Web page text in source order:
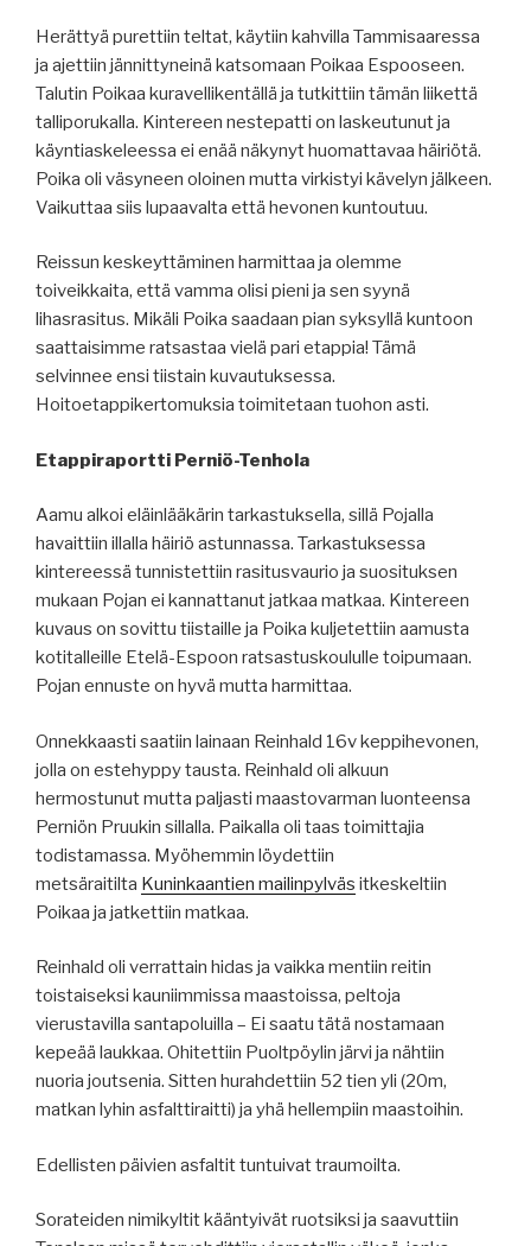
Herättyä purettiin teltat, käytiin kahvilla Tammisaaressa
ja ajettiin jännittyneinä katsomaan Poikaa Espooseen.
Talutin Poikaa kuravellikentällä ja tutkittiin tämän liikettä
talliporukalla. Kintereen nestepatti on laskeutunut ja
käyntiaskeleessa ei enää näkynyt huomattavaa häiriötä.
Poika oli väsyneen oloinen mutta virkistyi kävelyn jälkeen.
Vaikuttaa siis lupaavalta että hevonen kuntoutuu.
Reissun keskeyttäminen harmittaa ja olemme
toiveikkaita, että vamma olisi pieni ja sen syynä
lihasrasitus. Mikäli Poika saadaan pian syksyllä kuntoon
saattaisimme ratsastaa vielä pari etappia! Tämä
selvinnee ensi tiistain kuvautuksessa.
Hoitoetappikertomuksia toimitetaan tuohon asti.
Etappiraportti Perniö-Tenhola
Aamu alkoi eläinlääkärin tarkastuksella, sillä Pojalla
havaittiin illalla häiriö astunnassa. Tarkastuksessa
kintereessä tunnistettiin rasitusvaurio ja suosituksen
mukaan Pojan ei kannattanut jatkaa matkaa. Kintereen
kuvaus on sovittu tiistaille ja Poika kuljetettiin aamusta
kotitalleille Etelä-Espoon ratsastuskoululle toipumaan.
Pojan ennuste on hyvä mutta harmittaa.
Onnekkaasti saatiin lainaan Reinhald 16v keppihevonen,
jolla on estehyppy tausta. Reinhald oli alkuun
hermostunut mutta paljasti maastovarman luonteensa
Perniön Pruukin sillalla. Paikalla oli taas toimittajia
todistamassa. Myöhemmin löydettiin
metsäraitilta Kuninkaantien mailinpylväs itkeskeltiin
Poikaa ja jatkettiin matkaa.
Reinhald oli verrattain hidas ja vaikka mentiin reitin
toistaiseksi kauniimmissa maastoissa, peltoja
vierustavilla santapoluilla – Ei saatu tätä nostamaan
kepeää laukkaa. Ohitettiin Puoltpöylin järvi ja nähtiin
nuoria joutsenia. Sitten hurahdettiin 52 tien yli (20m,
matkan lyhin asfalttiraitti) ja yhä hellempiin maastoihin.
Edellisten päivien asfaltit tuntuivat traumoilta.
Sorateiden nimikyltit kääntyivät ruotsiksi ja saavuttiin